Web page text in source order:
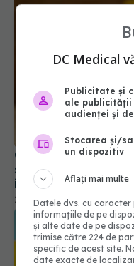
Combinațiile de
sezonul rece. Farm.
imunitar și
DC Medical
Publicitate și
ale publicității
audienței și
Stocarea și/
un dispozitiv
Aflați mai multe
Datele dvs. cu
informațiile de pe
și alte date de pe
trimise către 224 de
specific de acest site.
date exacte de